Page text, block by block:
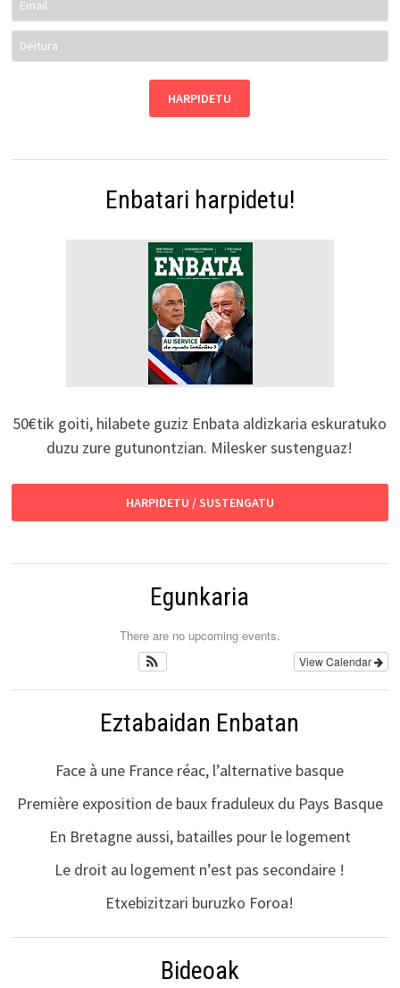
Enbatari harpidetu!
50€tik goiti, hilabete guziz Enbata aldizkaria eskuratuko
duzu zure gutunontzian. Milesker sustenguaz!
HARPIDETU / SUSTENGATU
Egunkaria
There are no upcoming events.
View Calendar
Eztabaidan Enbatan
Face à une France réac, l’alternative basque
Première exposition de baux fraduleux du Pays Basque
En Bretagne aussi, batailles pour le logement
Le droit au logement n’est pas secondaire !
Etxebizitzari buruzko Foroa!
Bideoak